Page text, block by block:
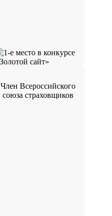
Член Всероссийского
союза страховщиков